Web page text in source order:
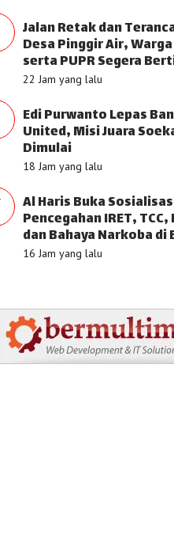
Jalan Retak dan
Desa Pinggir Air,
serta PUPR Segera
22 Jam yang lalu
Edi Purwanto Lepas
United, Misi Juara
Dimulai
18 Jam yang lalu
Al Haris Buka
Pencegahan IRET,
dan Bahaya Narkoba di
16 Jam yang lalu